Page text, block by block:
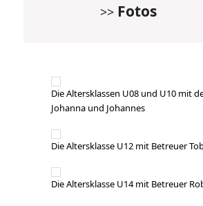
>> Fotos
Die Altersklassen U08 und U10 mit
Johanna und Johannes
Die Altersklasse U12 mit Betreuer
Die Altersklasse U14 mit Betreuer